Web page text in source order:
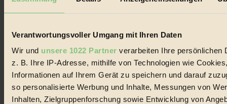
Verantwortungsvoller Umgang mit Ihren Daten
Wir und unsere 1022 Partner verarbeiten Ihre persönlichen
z. B. Ihre IP-Adresse, mithilfe von Technologien wie
Informationen auf Ihrem Gerät zu speichern und darauf
so personalisierte Werbung und Inhalte, Messungen von
Inhalten, Zielgruppenforschung sowie Entwicklung von
Biorama steht für einen nachhaltigen Lebensstil und bewussten
Lebenswandel. Es ist eine moderne Plattform für Ideen, Menschen
Handels mit Bioprodukten, des Fair-Trade sowie der Branche
alternativer Energien.
Social Media
22.601 Fans auf Facebook
3.415 Follower auf Twitter
Folge uns auf Instagram
Themen